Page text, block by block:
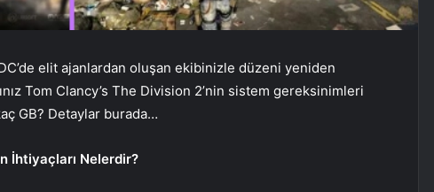
elit ajanlardan oluşan ekibinizle düzeni yeniden
Tom Clancy’s The Division 2’nin sistem gereksinimleri
GB? Detaylar burada…
İhtiyaçları Nelerdir?